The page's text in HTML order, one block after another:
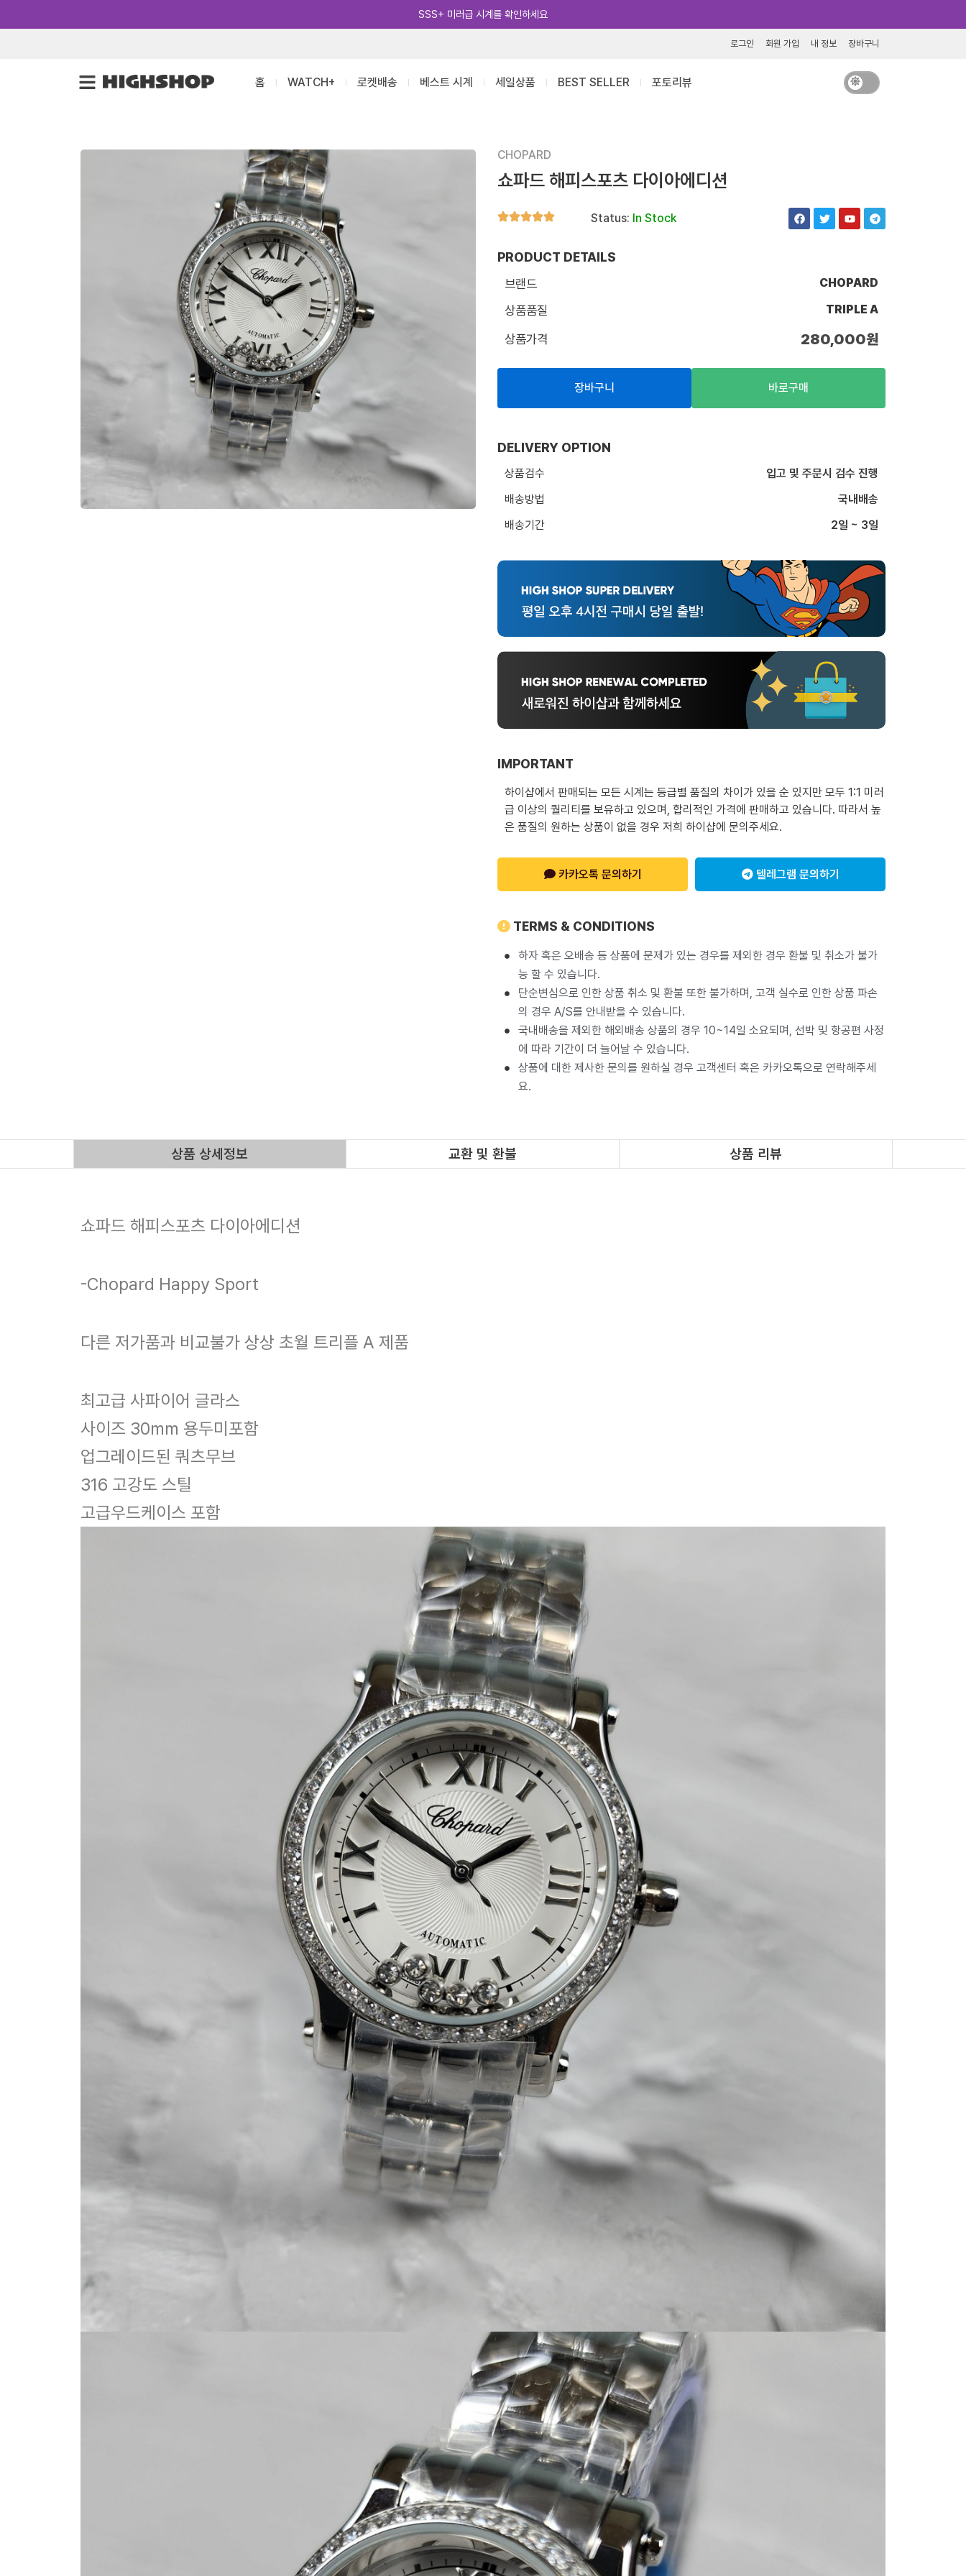
텐
카카오톡 추가 [바로가기]
로그인 회원 가입 내 정보 장바구니
홈 WATCH+ 로켓배송 베스트 시계 세일상품 BEST SELLER 포토리뷰
CHOPARD
쇼파드 해피스포츠 다이아에디션
Status: In Stock
F
a
c
T
w
i
r
Y
o
u
e
T
e
l
a
m
PRODUCT DETAILS
브랜드
CHOPARD
상품품질 TRIPLE A
상품가격 280,000원
장바구니 바로구매
DELIVERY OPTION
상품검수
입고 및 주문시 검수 진행
배송방법
국내배송
배송기간
2일 ~ 3일
IMPORTANT
하이샵에서 판매되는 모든 시계는 등급별 품질의 차이가 있을 순 있지만 모두 1:1 미러
급 이상의 퀄리티를 보유하고 있으며, 합리적인 가격에 판매하고 있습니다. 따라서 높
은 품질의 원하는 상품이 없을 경우 저희 하이샵에 문의주세요.
카카오톡 문의하기 텔레그램 문의하기
TERMS & CONDITIONS
하자 혹은 오배송 등 상품에 문제가 있는 경우를 제외한 경우 환불 및 취소가 불가
능 할 수 있습니다.
단순변심으로 인한 상품 취소 및 환불 또한 불가하며, 고객 실수로 인한 상품 파손
의 경우 A/S를 안내받을 수 있습니다.
국내배송을 제외한 해외배송 상품의 경우 10~14일 소요되며, 선박 및 항공편 사정
에 따라 기간이 더 늘어날 수 있습니다.
상품에 대한 제사한 문의를 원하실 경우 고객센터 혹은 카카오톡으로 연락해주세
요.
상품 상세정보 교환 및 환불 상품 리뷰
쇼파드 해피스포츠 다이아에디션
-Chopard Happy Sport
다른 저가품과 비교불가 상상 초월 트리플 A 제품
최고급 사파이어 글라스
사이즈 30mm 용두미포함
업그레이드된 쿼츠무브
316 고강도 스틸
고급우드케이스 포함